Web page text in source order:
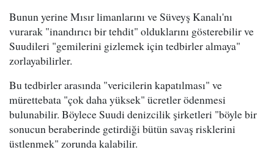
Bunun yerine Mısır limanlarını ve Süveyş Kanalı'nı
vurarak "inandırıcı bir tehdit" olduklarını gösterebilir ve
Suudileri "gemilerini gizlemek için tedbirler almaya"
zorlayabilirler.
Bu tedbirler arasında "vericilerin kapatılması" ve
mürettebata "çok daha yüksek" ücretler ödenmesi
bulunabilir. Böylece Suudi denizcilik şirketleri "böyle bir
sonucun beraberinde getirdiği bütün savaş risklerini
üstlenmek" zorunda kalabilir.